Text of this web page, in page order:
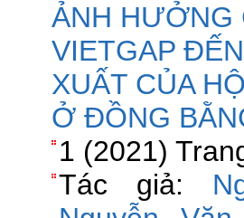
ẢNH HƯỞNG
VIETGAP
XUẤT CỦA
Ở ĐỒNG
1 (2021)
Tác giả: